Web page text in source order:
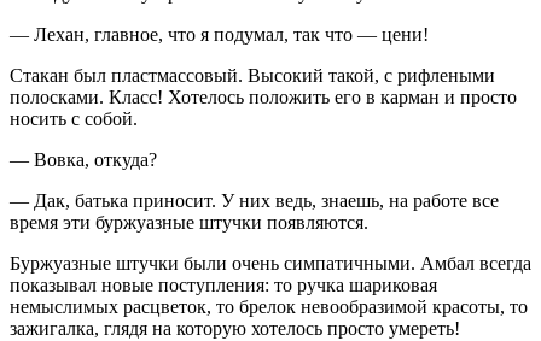
— Лехан, главное, что я подумал, так что — цени!
Стакан был пластмассовый. Высокий такой, с рифлеными
полосками. Класс! Хотелось положить его в карман и просто
носить с собой.
— Вовка, откуда?
— Дак, батька приносит. У них ведь, знаешь, на работе все
время эти буржуазные штучки появляются.
Буржуазные штучки были очень симпатичными. Амбал всегда
показывал новые поступления: то ручка шариковая
немыслимых расцветок, то брелок невообразимой красоты, то
зажигалка, глядя на которую хотелось просто умереть!